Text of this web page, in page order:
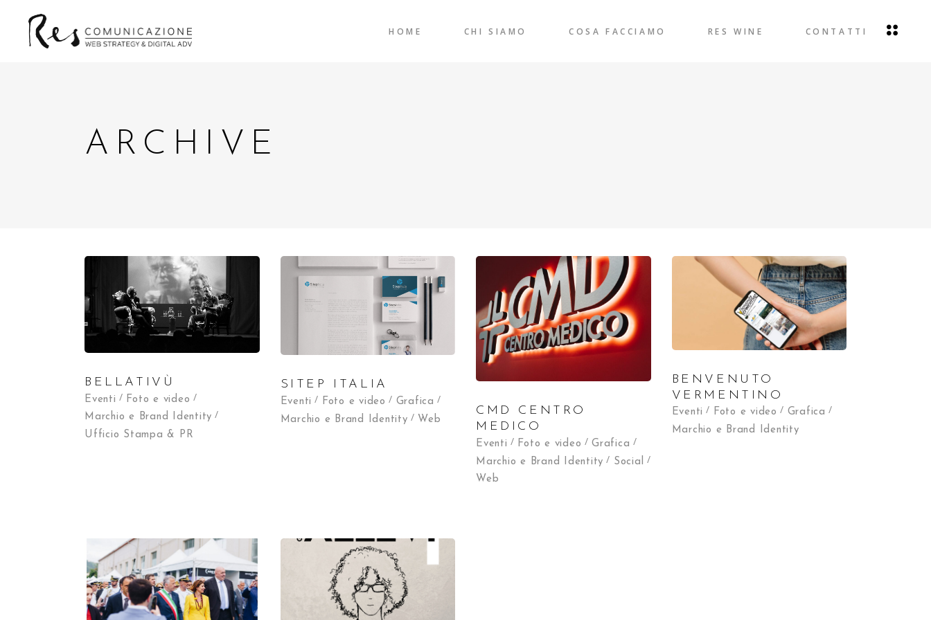
HOME CHI SIAMO COSA FACCIAMO RES WINE CONTATTI
ARCHIVE
BELLATIVÙ
Eventi
Foto e video
Marchio e Brand Identity
Ufficio Stampa & PR
SITEP ITALIA
Eventi Foto e video
Grafica
Marchio e Brand Identity
Web
CMD CENTRO
MEDICO
Eventi Foto e video
Grafica
Marchio e Brand Identity
Social
Web
BENVENUTO
VERMENTINO
Eventi Foto e video
Grafica
Marchio e Brand Identity